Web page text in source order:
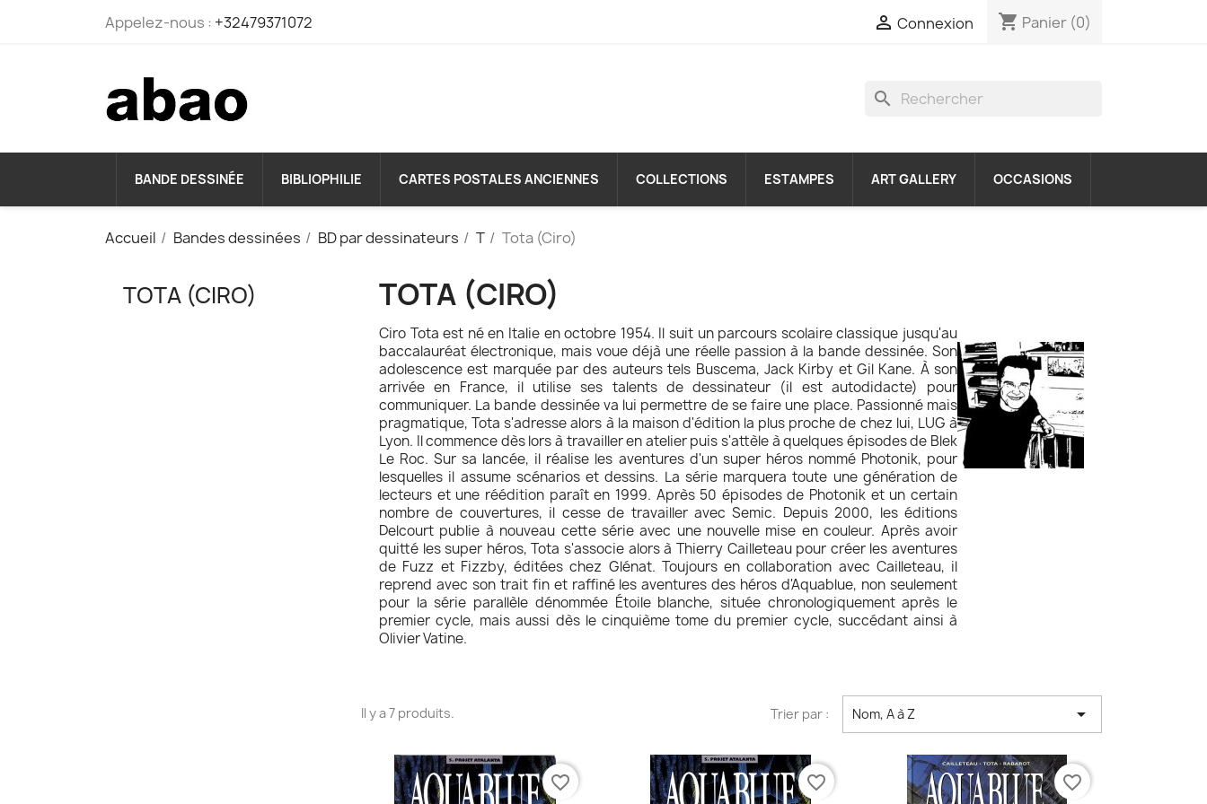
Appelez-nous : +32479371072  Connexion shopping_cart Panier (0)
search
BANDE DESSINÉE BIBLIOPHILIE CARTES POSTALES ANCIENNES COLLECTIONS ESTAMPES ART GALLERY OCCASIONS
Accueil Bandes dessinées BD par dessinateurs T Tota (Ciro)
TOTA (CIRO) TOTA (CIRO)
Ciro Tota est né en Italie en octobre 1954. Il suit un parcours scolaire classique jusqu'au
baccalauréat électronique, mais voue déjà une réelle passion à la bande dessinée. Son
adolescence est marquée par des auteurs tels Buscema, Jack Kirby et Gil Kane. À son
arrivée en France, il utilise ses talents de dessinateur (il est autodidacte) pour
communiquer. La bande dessinée va lui permettre de se faire une place. Passionné mais
pragmatique, Tota s'adresse alors à la maison d'édition la plus proche de chez lui, LUG à
Lyon. Il commence dès lors à travailler en atelier puis s'attèle à quelques épisodes de Blek
Le Roc. Sur sa lancée, il réalise les aventures d'un super héros nommé Photonik, pour
lesquelles il assume scénarios et dessins. La série marquera toute une génération de
lecteurs et une réédition paraît en 1999. Après 50 épisodes de Photonik et un certain
nombre de couvertures, il cesse de travailler avec Semic. Depuis 2000, les éditions
Delcourt publie à nouveau cette série avec une nouvelle mise en couleur. Après avoir
quitté les super héros, Tota s'associe alors à Thierry Cailleteau pour créer les aventures
de Fuzz et Fizzby, éditées chez Glénat. Toujours en collaboration avec Cailleteau, il
reprend avec son trait fin et raffiné les aventures des héros d'Aquablue, non seulement
pour la série parallèle dénommée Étoile blanche, située chronologiquement après le
premier cycle, mais aussi dès le cinquième tome du premier cycle, succédant ainsi à
Olivier Vatine.
Il y a 7 produits. Trier par : Nom, A à Z 
favorite_border favorite_border favorite_border